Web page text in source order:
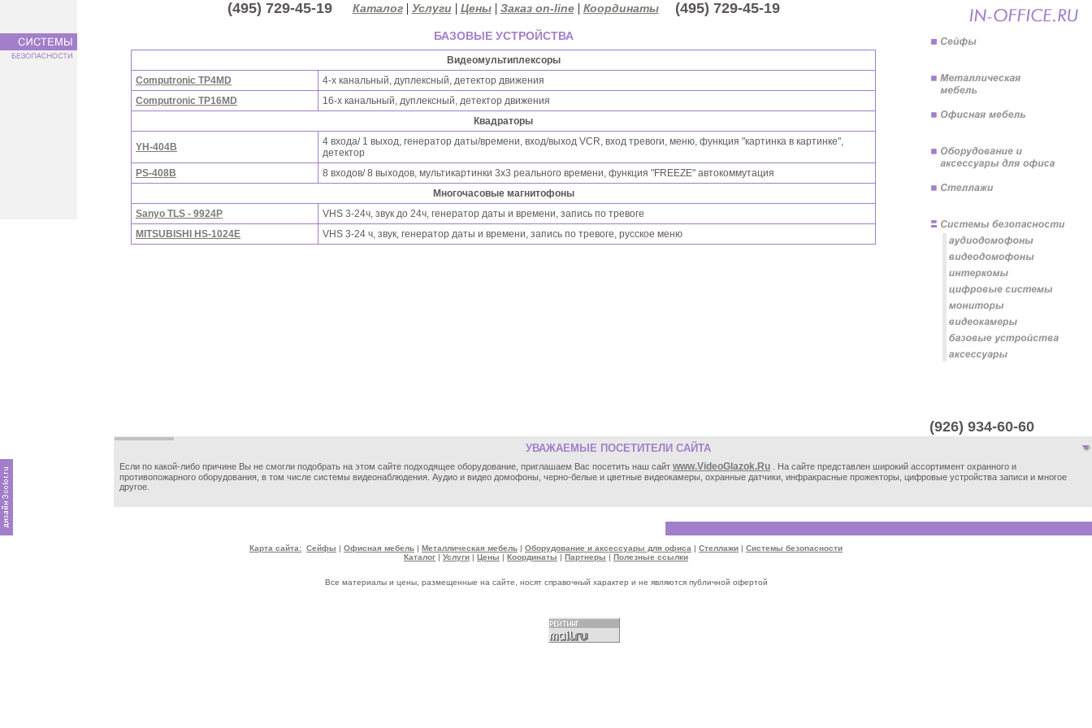
(495) 729-45-19 Каталог| Услуги| Цены| Заказ on-line| Координаты(495) 729-45-19
БАЗОВЫЕ УСТРОЙСТВА
Видеомультиплексоры
Computronic TP4MD
4-х канальный, дуплексный, детектор движения
Computronic TP16MD
16-х канальный, дуплексный, детектор движения
Квадраторы
YH-404B
4 входа/ 1 выход, генератор даты/времени, вход/выход VCR, вход тревоги, меню, функция "картинка в картинке",
детектор
PS-408B
8 входов/ 8 выходов, мультикартинки 3х3 реального времени, функция "FREEZE" автокоммутация
Многочасовые магнитофоны
Sanyo TLS - 9924P
VHS 3-24ч, звук до 24ч, генератор даты и времени, запись по тревоге
MITSUBISHI HS-1024E
VHS 3-24 ч, звук, генератор даты и времени, запись по тревоге, русское меню
(926) 934-60-60
УВАЖАЕМЫЕ ПОСЕТИТЕЛИ САЙТА
Если по какой-либо причине Вы не смогли подобрать на этом сайте подходящее оборудование, приглашаем Вас посетить наш сайт www.VideoGlazok.Ru . На сайте представлен широкий ассортимент охранного и
противопожарного оборудования, в том числе системы видеонаблюдения. Аудио и видео домофоны, черно-белые и цветные видеокамеры, охранные датчики, инфракрасные прожекторы, цифровые устройства записи и многое
другое.
Карта сайта: Сейфы | Офисная мебель | Металлическая мебель | Оборудование и аксессуары для офиса | Стеллажи | Системы безопасности
Каталог | Услуги | Цены | Координаты | Партнеры | Полезные ссылки
Все материалы и цены, размещенные на сайте, носят справочный характер и не являются публичной офертой